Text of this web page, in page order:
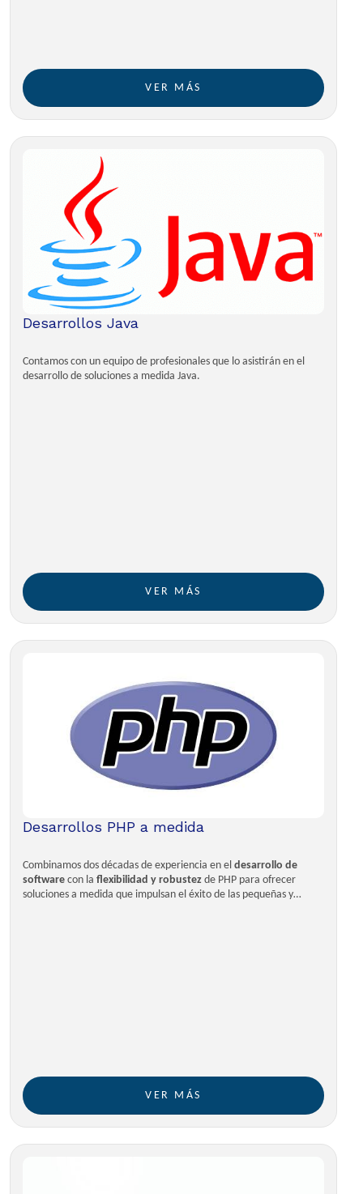
VER MÁS
Desarrollos Java
Contamos con un equipo de profesionales que lo asistirán en el
desarrollo de soluciones a medida Java.
VER MÁS
Desarrollos PHP a medida
Combinamos dos décadas de experiencia en eldesarrollo de
software con laflexibilidad y robustez de PHP para ofrecer
soluciones a medida que impulsan el éxito de las pequeñas y
VER MÁS